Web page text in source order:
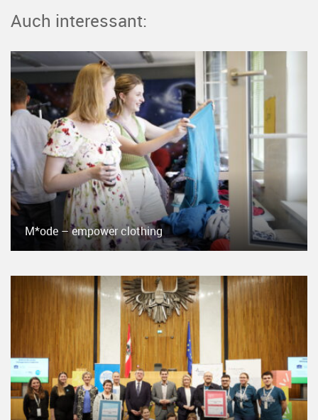
Auch interessant:
M*ode – empower clothing